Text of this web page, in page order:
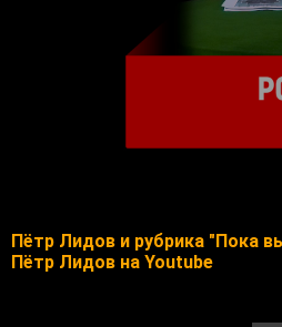
Пётр Лидов и рубрика "Пока
Пётр Лидов на Youtube